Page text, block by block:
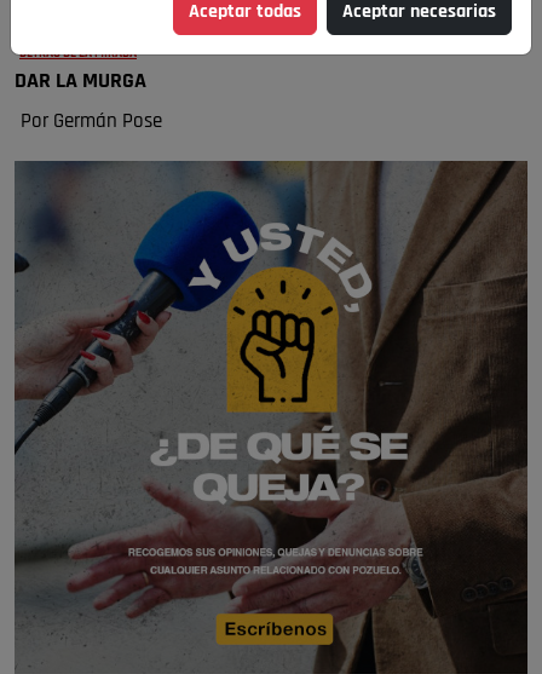
DETRÁS DE LA MIRADA
DAR LA MURGA
Por Germán Pose
Aceptar todas Aceptar necesarias